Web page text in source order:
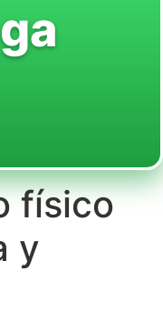
físico
y